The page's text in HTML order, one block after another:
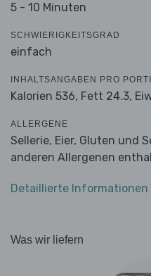
5 - 10 Minuten
SCHWIERIGKEITSGRAD
einfach
INHALTSANGABEN PRO
Kalorien 536, Fett 24.3,
ALLERGENE
Sellerie, Eier, Gluten und
anderen Allergenen
Detaillierte
Was wir liefern